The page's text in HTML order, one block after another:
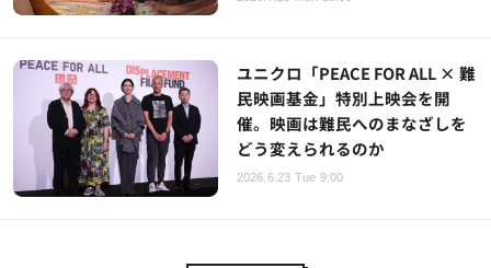
ユニクロ「PEACE FOR ALL × 難
民映画基金」特別上映会を開
催。映画は難民へのまなざしを
どう変えられるのか
2026.6.23 Tue 9:00